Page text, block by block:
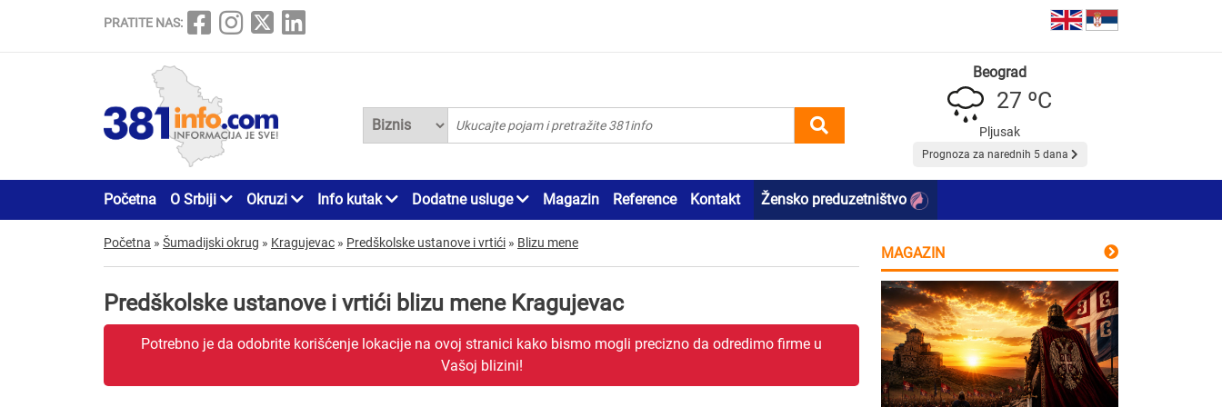
PRATITE NAS:
Beograd
27 ºC
Pljusak
Prognoza za narednih 5 dana
Početna O Srbiji Okruzi Info kutak Dodatne usluge Magazin Reference Kontakt Žensko preduzetništvo
Početna » Šumadijski okrug » Kragujevac » Predškolske ustanove i vrtići » Blizu mene
Predškolske ustanove i vrtići blizu mene Kragujevac
Potrebno je da odobrite korišćenje lokacije na ovoj stranici kako bismo mogli precizno da odredimo firme u
Vašoj blizini!
MAGAZIN